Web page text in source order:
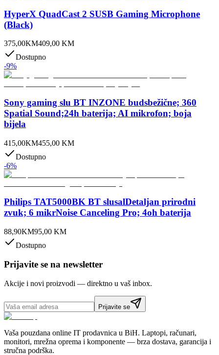
HyperX QuadCast 2 SUSB Gaming Microphone
(Black)
375,00KM409,00 KM
Dostupno
-9%
Sony gaming slu BT INZONE budsbežične; 360
Spatial Sound;24h baterija; AI mikrofon; boja
bijela
415,00KM455,00 KM
Dostupno
-6%
Philips TAT5000BK BT slusalDetaljan prirodni
zvuk; 6 mikrNoise Canceling Pro; 4oh baterija
88,90KM95,00 KM
Dostupno
Prijavite se na newsletter
Akcije i novi proizvodi — direktno u vaš inbox.
Prijavite se
Vaša pouzdana online IT prodavnica u BiH. Laptopi, računari,
monitori, mrežna oprema i komponente — brza dostava, garancija i
stručna podrška.